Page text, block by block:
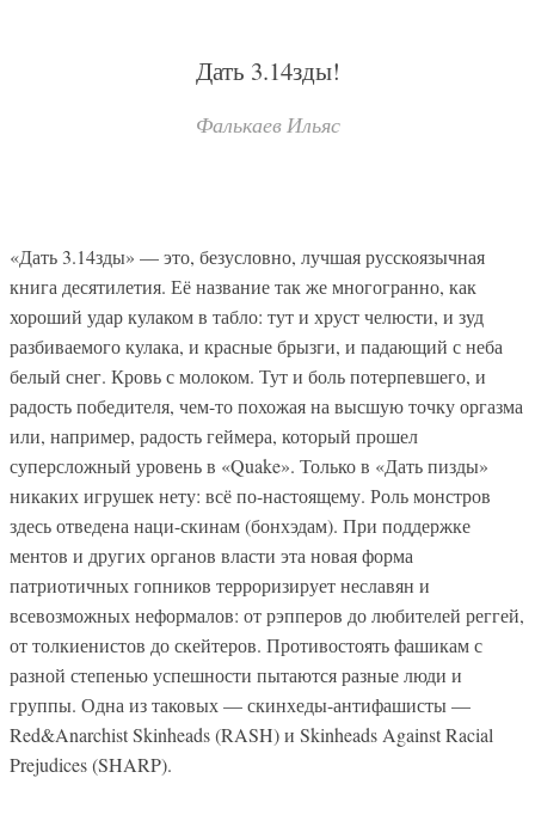
Дать 3.14зды!
Фалькаев Ильяс
«Дать 3.14зды» — это, безусловно, лучшая русскоязычная
книга десятилетия. Её название так же многогранно, как
хороший удар кулаком в табло: тут и хруст челюсти, и зуд
разбиваемого кулака, и красные брызги, и падающий с неба
белый снег. Кровь с молоком. Тут и боль потерпевшего, и
радость победителя, чем-то похожая на высшую точку оргазма
или, например, радость геймера, который прошел
суперсложный уровень в «Quake». Только в «Дать пизды»
никаких игрушек нету: всё по-настоящему. Роль монстров
здесь отведена наци-скинам (бонхэдам). При поддержке
ментов и других органов власти эта новая форма
патриотичных гопников терроризирует неславян и
всевозможных неформалов: от рэпперов до любителей реггей,
от толкиенистов до скейтеров. Противостоять фашикам с
разной степенью успешности пытаются разные люди и
группы. Одна из таковых — скинхеды-антифашисты —
Red&Anarchist Skinheads (RASH) и Skinheads Against Racial
Prejudices (SHARP).